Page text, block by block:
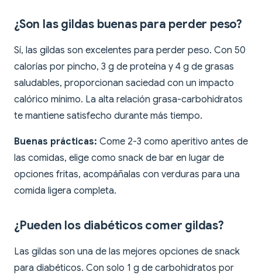
¿Son las gildas buenas para perder peso?
Sí, las gildas son excelentes para perder peso. Con 50
calorías por pincho, 3 g de proteína y 4 g de grasas
saludables, proporcionan saciedad con un impacto
calórico mínimo. La alta relación grasa-carbohidratos
te mantiene satisfecho durante más tiempo.
Buenas prácticas: Come 2-3 como aperitivo antes de
las comidas, elige como snack de bar en lugar de
opciones fritas, acompáñalas con verduras para una
comida ligera completa.
¿Pueden los diabéticos comer gildas?
Las gildas son una de las mejores opciones de snack
para diabéticos. Con solo 1 g de carbohidratos por